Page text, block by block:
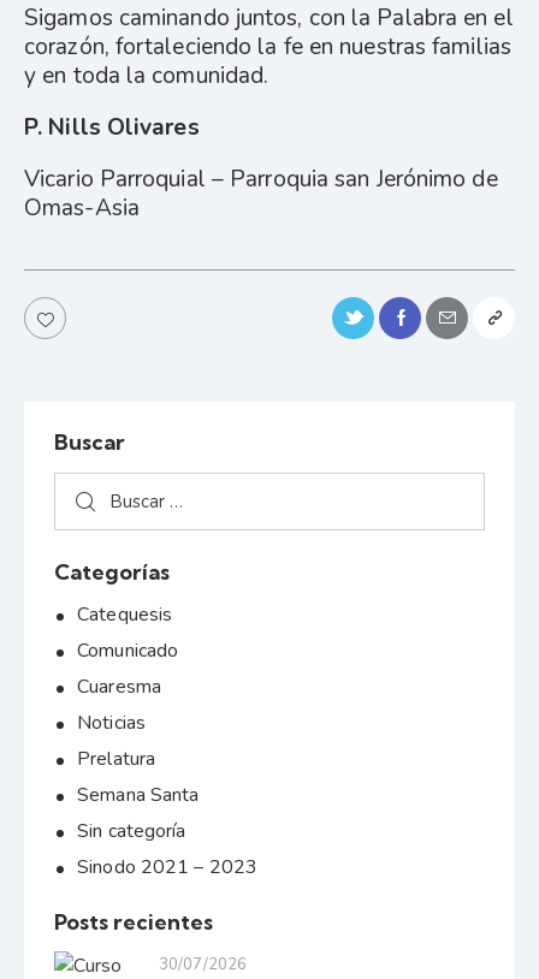
Sigamos caminando juntos, con la Palabra en el
corazón, fortaleciendo la fe en nuestras familias
y en toda la comunidad.
P. Nills Olivares
Vicario Parroquial – Parroquia san Jerónimo de
Omas-Asia
Buscar
Categorías
Catequesis
Comunicado
Cuaresma
Noticias
Prelatura
Semana Santa
Sin categoría
Sinodo 2021 – 2023
Posts recientes
30/07/2026